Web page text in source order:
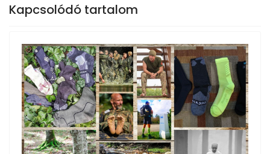
Kapcsolódó tartalom